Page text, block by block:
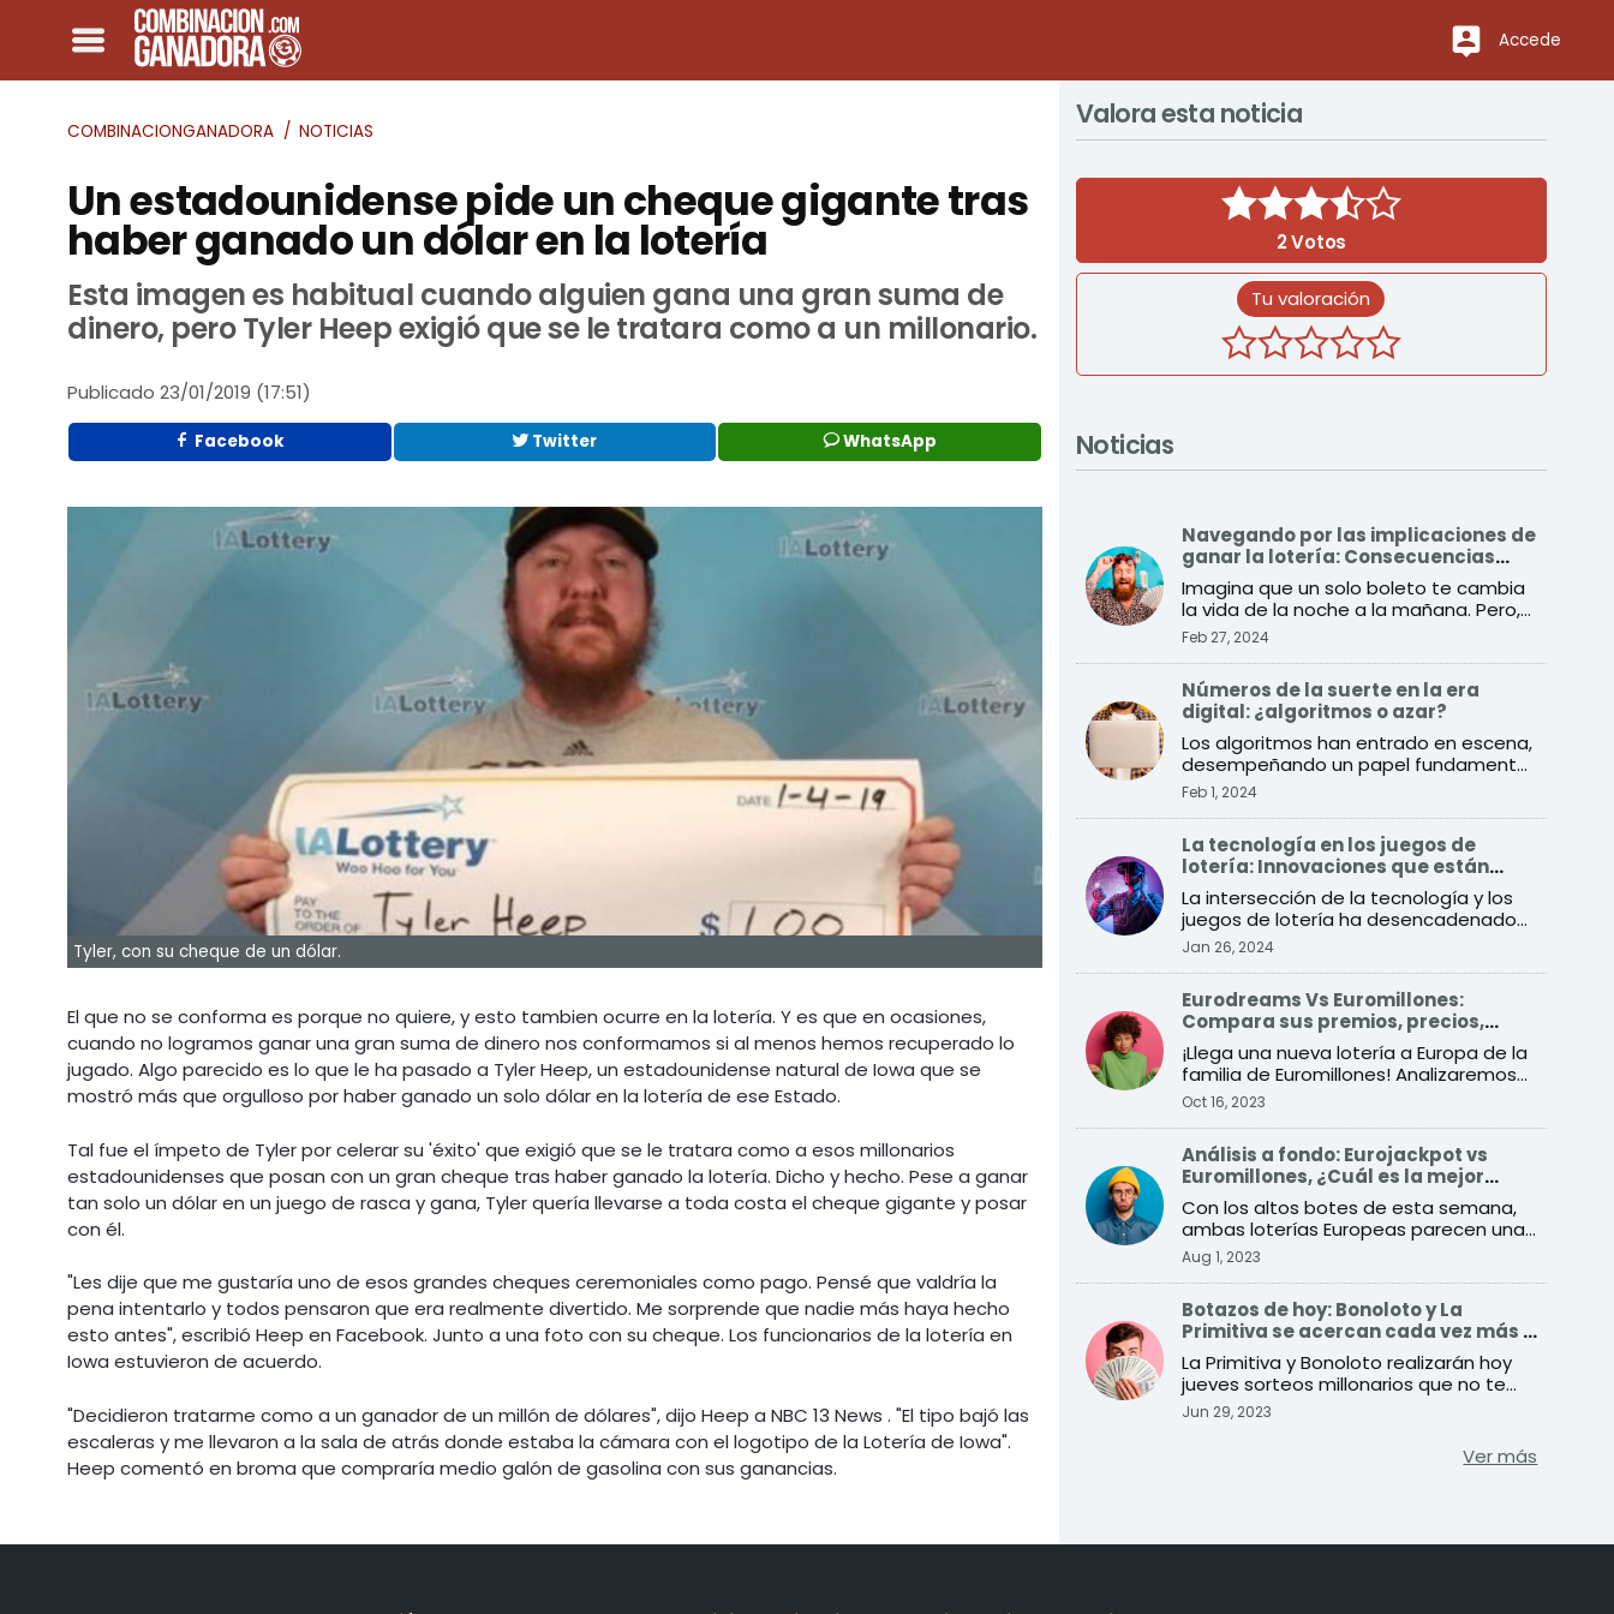
Accede
COMBINACIONGANADORA NOTICIAS
Un estadounidense pide un cheque gigante tras
haber ganado un dólar en la lotería
Esta imagen es habitual cuando alguien gana una gran suma de
dinero, pero Tyler Heep exigió que se le tratara como a un millonario.
Publicado 23/01/2019 (17:51)
Facebook Twitter WhatsApp
Tyler, con su cheque de un dólar.
El que no se conforma es porque no quiere, y esto tambien ocurre en la lotería. Y es que en ocasiones,
cuando no logramos ganar una gran suma de dinero nos conformamos si al menos hemos recuperado lo
jugado. Algo parecido es lo que le ha pasado a Tyler Heep, un estadounidense natural de Iowa que se
mostró más que orgulloso por haber ganado un solo dólar en la lotería de ese Estado.
Tal fue el ímpeto de Tyler por celerar su 'éxito' que exigió que se le tratara como a esos millonarios
estadounidenses que posan con un gran cheque tras haber ganado la lotería. Dicho y hecho. Pese a ganar
tan solo un dólar en un juego de rasca y gana, Tyler quería llevarse a toda costa el cheque gigante y posar
con él.
"Les dije que me gustaría uno de esos grandes cheques ceremoniales como pago. Pensé que valdría la
pena intentarlo y todos pensaron que era realmente divertido. Me sorprende que nadie más haya hecho
esto antes", escribió Heep en Facebook. Junto a una foto con su cheque. Los funcionarios de la lotería en
Iowa estuvieron de acuerdo.
"Decidieron tratarme como a un ganador de un millón de dólares", dijo Heep a NBC 13 News . "El tipo bajó las
escaleras y me llevaron a la sala de atrás donde estaba la cámara con el logotipo de la Lotería de Iowa".
Heep comentó en broma que compraría medio galón de gasolina con sus ganancias.
Valora esta noticia
2Votos
Tu valoración
Noticias
Navegando por las implicaciones de
ganar la lotería: Consecuencias
sociales y económicas
Imagina que un solo boleto te cambia
la vida de la noche a la mañana. Pero,
¿qué implica exactam ...
Feb 27, 2024
Números de la suerte en la era
digital: ¿algoritmos o azar?
Los algoritmos han entrado en escena,
desempeñando un papel fundamental
a la hora de imitar la a ...
Feb 1, 2024
La tecnología en los juegos de
lotería: Innovaciones que están
transformando el sector
La intersección de la tecnología y los
juegos de lotería ha desencadenado
una especie de revoluc ...
Jan 26, 2024
Eurodreams Vs Euromillones:
Compara sus premios, precios,
probabilidades y más
¡Llega una nueva lotería a Europa de la
familia de Euromillones! Analizaremos
todas sus diferenc ...
Oct 16, 2023
Análisis a fondo: Eurojackpot vs
Euromillones, ¿Cuál es la mejor
opción para ganar?
Con los altos botes de esta semana,
ambas loterías Europeas parecen una
buena opción para jugar. ...
Aug 1, 2023
Botazos de hoy: Bonoloto y La
Primitiva se acercan cada vez más a
sus premios récord
La Primitiva y Bonoloto realizarán hoy
jueves sorteos millonarios que no te
puedes perder
Jun 29, 2023
Ver más